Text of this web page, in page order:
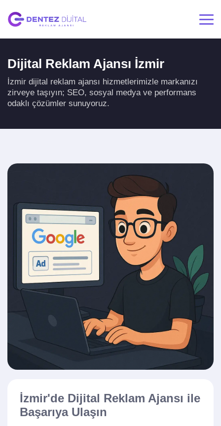
Dijital Reklam Ajansı İzmir
İzmir dijital reklam ajansı hizmetlerimizle markanızı
zirveye taşıyın; SEO, sosyal medya ve performans
odaklı çözümler sunuyoruz.
İzmir'de Dijital Reklam Ajansı ile
Başarıya Ulaşın